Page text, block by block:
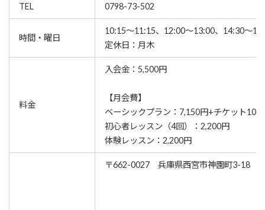
TEL 0798-73-502
時間・曜日
10:15～11:15、12:00～13:00、14:30～
定休日：月木
料金
入会金：5,500円
【月会費】
ベーシックプラン：7,150円+チケット10
初心者レッスン（4回）：2,200円
体験レッスン：2,200円
〒662-0027 兵庫県西宮市神園町3-18